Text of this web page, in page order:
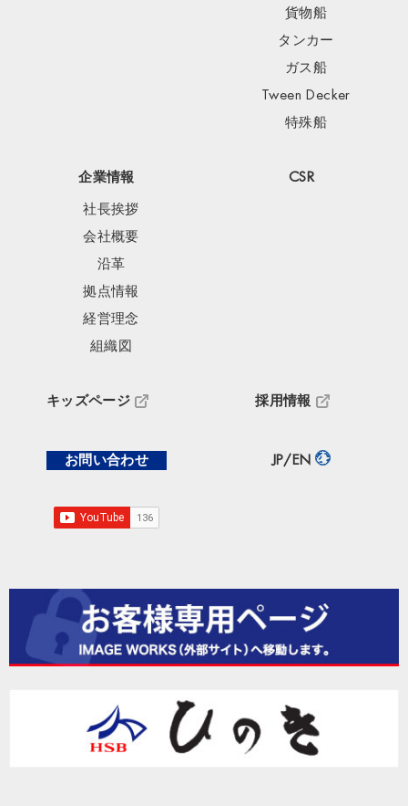
貨物船
タンカー
ガス船
Tween Decker
特殊船
企業情報
社長挨拶
会社概要
沿革
拠点情報
経営理念
組織図
CSR
キッズページ 採用情報
お問い合わせ JP/EN